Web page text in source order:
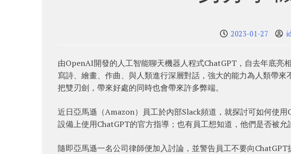
2023-01-27
由OpenAI開發的人工智能聊天機器人程式ChatGPT，自去年底亮
寫詩、繪畫、作曲、與人類進行深層對話，強大的能力為人類帶
把雙刃劍，帶來好處的同時也會帶來許多弊端。
近日亞馬遜（Amazon）員工於內部Slack頻道，就探討可如何使
設備上使用ChatGPT的官方指導；也有員工想知道，他們是否被允
隨即亞馬遜一名公司律師便加入討論，並警告員工不要向